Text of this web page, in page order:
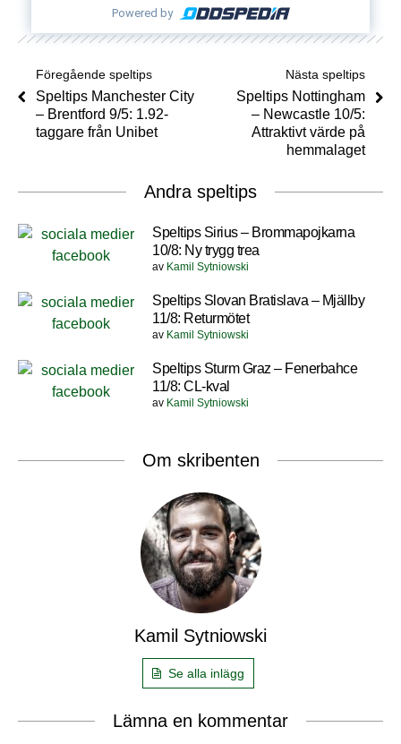
Powered by
Föregående speltips
Speltips Manchester City
– Brentford 9/5: 1.92-
taggare från Unibet
Nästa speltips
Speltips Nottingham
– Newcastle 10/5:
Attraktivt värde på
hemmalaget
Andra speltips
Speltips Sirius – Brommapojkarna
10/8: Ny trygg trea
av Kamil Sytniowski
Speltips Slovan Bratislava – Mjällby
11/8: Returmötet
av Kamil Sytniowski
Speltips Sturm Graz – Fenerbahce
11/8: CL-kval
av Kamil Sytniowski
Om skribenten
Kamil Sytniowski
Se alla inlägg
Lämna en kommentar